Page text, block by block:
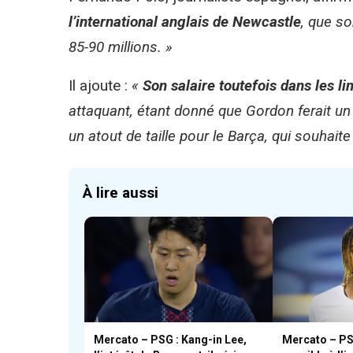
l’international anglais de Newcastle, que
85-90 millions. »
Il ajoute : « Son salaire toutefois dans les
attaquant, étant donné que Gordon ferait
un atout de taille pour le Barça, qui
À lire aussi
Mercato – PSG : Kang-in Lee,
Mercato –